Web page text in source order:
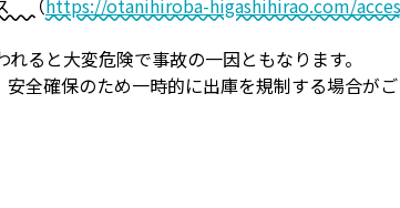
（https://otanihiroba-higashihirao.com/
ると大変危険で事故の一因ともなります。
全確保のため一時的に出庫を規制する場合が